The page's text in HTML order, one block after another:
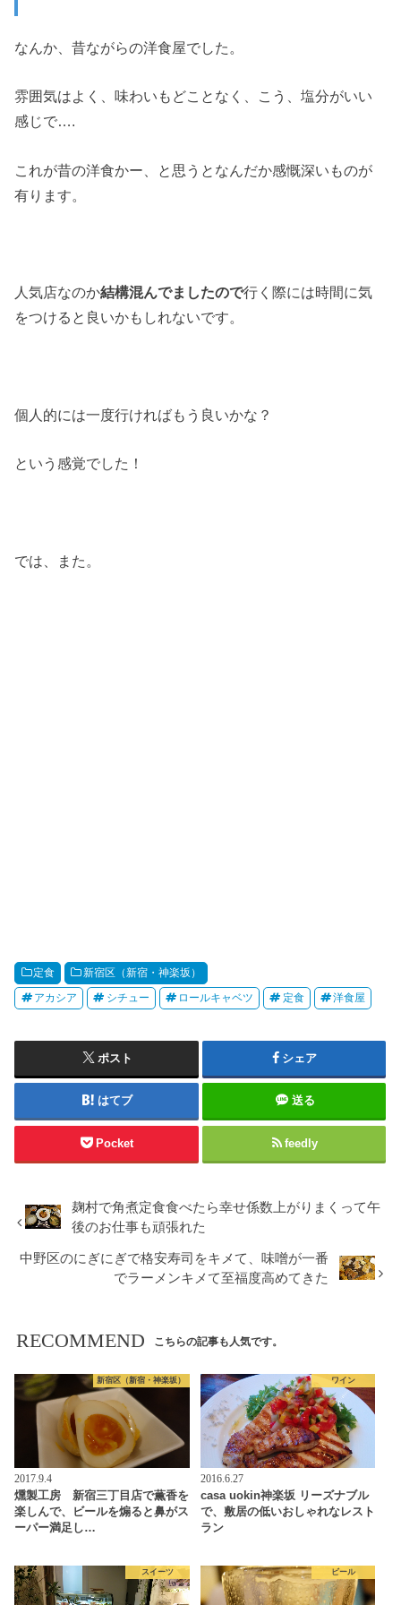
なんか、昔ながらの洋食屋でした。
雰囲気はよく、味わいもどことなく、こう、塩分がいい
感じで….
これが昔の洋食かー、と思うとなんだか感慨深いものが
有ります。
人気店なのか結構混んでましたので行く際には時間に気
をつけると良いかもしれないです。
個人的には一度行ければもう良いかな？
という感覚でした！
では、また。
定食 新宿区（新宿・神楽坂）
アカシア シチュー ロールキャベツ 定食 洋食屋
ポスト シェア
はてブ 送る
Pocket feedly
麹村で角煮定食食べたら幸せ係数上がりまくって午
後のお仕事も頑張れた
中野区のにぎにぎで格安寿司をキメて、味噌が一番
でラーメンキメて至福度高めてきた
RECOMMEND こちらの記事も人気です。
新宿区（新宿・神楽坂）
2017.9.4
燻製工房 新宿三丁目店で薫香を
楽しんで、ビールを煽ると鼻がス
ーパー満足し…
ワイン
2016.6.27
casa uokin神楽坂 リーズナブル
で、敷居の低いおしゃれなレスト
ラン
スイーツ ビール